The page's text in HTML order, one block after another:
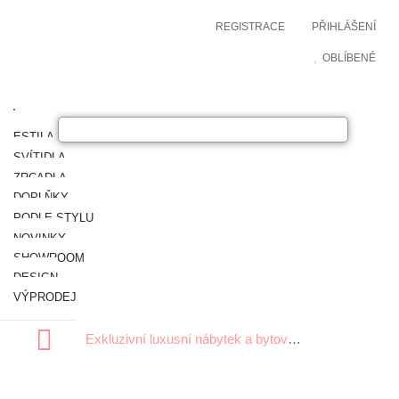
PŘIHLÁŠENÍ
REGISTRACE
OBLÍBENÉ
ESTILA NÁBYTEK
SVÍTIDLA
ZRCADLA
DOPLŇKY
PODLE STYLU
NOVINKY
SHOWROOM
DESIGN
VÝPRODEJ
Exkluzivní luxusní nábytek a bytové doplňky